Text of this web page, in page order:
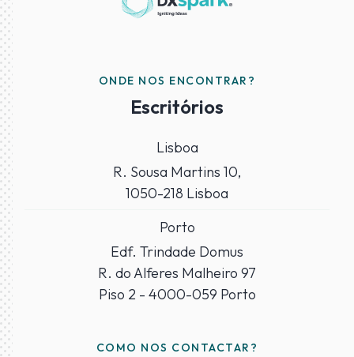
ONDE NOS ENCONTRAR?
Escritórios
Lisboa
R. Sousa Martins 10,
1050-218 Lisboa
Porto
Edf. Trindade Domus
R. do Alferes Malheiro 97
Piso 2 - 4000-059 Porto
COMO NOS CONTACTAR?